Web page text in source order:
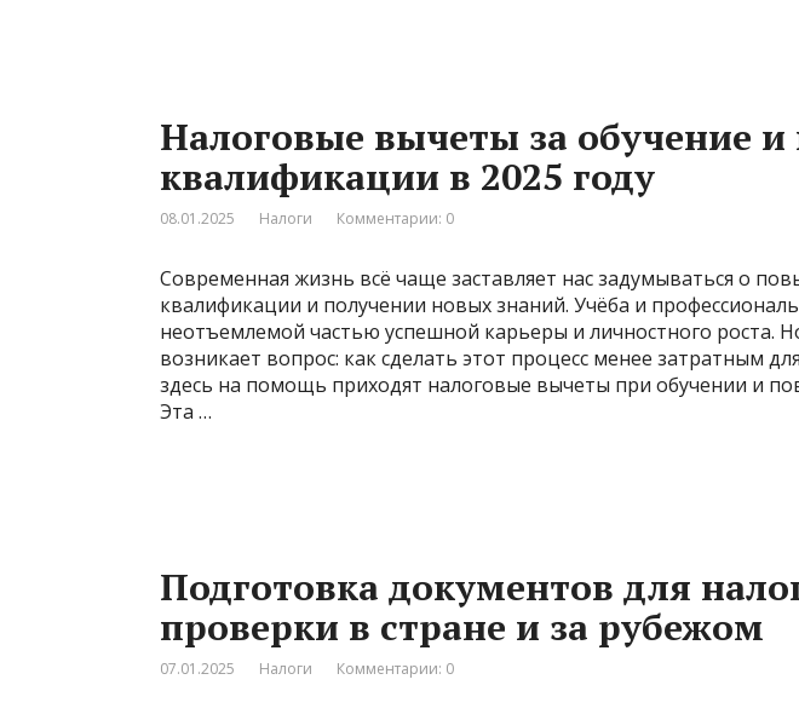
Налоговые вычеты за обучение
квалификации в 2025 году
08.01.2025 Налоги Комментарии: 0
Современная жизнь всё чаще заставляет нас задумываться о
квалификации и получении новых знаний. Учёба и
неотъемлемой частью успешной карьеры и личностного роста.
возникает вопрос: как сделать этот процесс менее затратным
здесь на помощь приходят налоговые вычеты при обучении и
Эта …
Подготовка документов для
проверки в стране и за рубежом
07.01.2025 Налоги Комментарии: 0